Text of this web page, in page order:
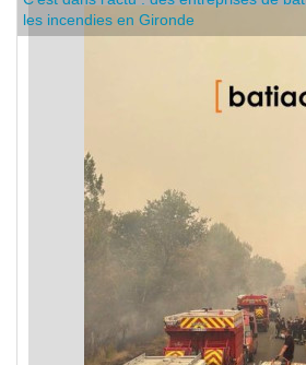
C'est dans l'actu : des entreprises de
les incendies en Gironde